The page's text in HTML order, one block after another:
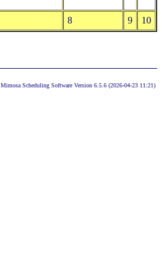
8 9 10
Mimosa Scheduling Software Version 6.5.6 (2026-04-23 11:21)